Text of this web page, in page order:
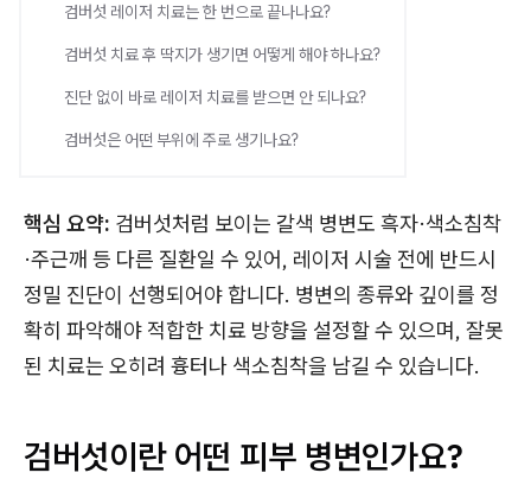
검버섯 레이저 치료는 한 번으로 끝나나요?
검버섯 치료 후 딱지가 생기면 어떻게 해야 하나요?
진단 없이 바로 레이저 치료를 받으면 안 되나요?
검버섯은 어떤 부위에 주로 생기나요?
핵심 요약: 검버섯처럼 보이는 갈색 병변도 흑자·색소침착
·주근깨 등 다른 질환일 수 있어, 레이저 시술 전에 반드시
정밀 진단이 선행되어야 합니다. 병변의 종류와 깊이를 정
확히 파악해야 적합한 치료 방향을 설정할 수 있으며, 잘못
된 치료는 오히려 흉터나 색소침착을 남길 수 있습니다.
검버섯이란 어떤 피부 병변인가요?